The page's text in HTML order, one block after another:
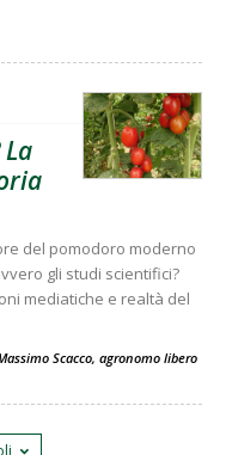
del pomodoro moderno
gli studi scientifici?
mediatiche e realtà del
Scacco, agronomo libero